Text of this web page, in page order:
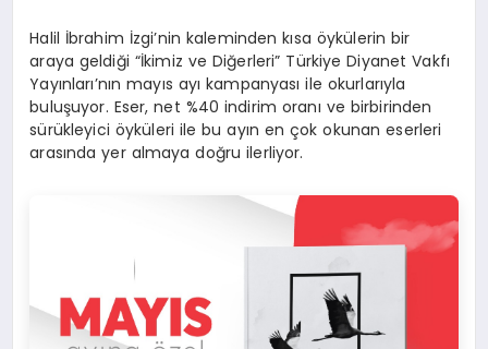
Halil İbrahim İzgi’nin kaleminden kısa öykülerin bir
araya geldiği “İkimiz ve Diğerleri” Türkiye Diyanet Vakfı
Yayınları’nın mayıs ayı kampanyası ile okurlarıyla
buluşuyor. Eser, net %40 indirim oranı ve birbirinden
sürükleyici öyküleri ile bu ayın en çok okunan eserleri
arasında yer almaya doğru ilerliyor.